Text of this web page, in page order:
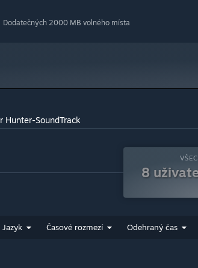
Dodatečných 2000 MB volného místa
Hunter-SoundTrack
8
Jazyk Časové rozmezí Odehraný čas